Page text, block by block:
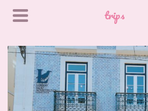
trips